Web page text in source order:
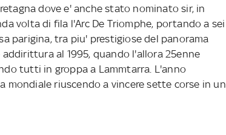
dove e' anche stato nominato sir, in
volta di fila l'Arc De Triomphe, portando a sei
parigina, tra piu' prestigiose del panorama
al 1995, quando l'allora 25enne
tutti in groppa a Lammtarra. L'anno
mondiale riuscendo a vincere sette corse in un